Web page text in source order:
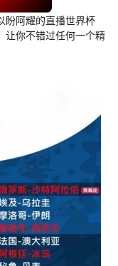
盼阿耀的直播世界杯
让你不错过任何一个精